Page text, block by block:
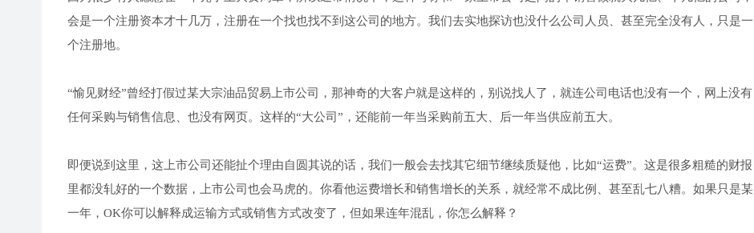
会是一个注册资本才十几万，注册在一个找也找不到这公司的地方。我们去实地探访也没什么公司人员、甚至完全没有人，只是一
个注册地。
“愉见财经”曾经打假过某大宗油品贸易上市公司，那神奇的大客户就是这样的，别说找人了，就连公司电话也没有一个，网上没有
任何采购与销售信息、也没有网页。这样的“大公司”，还能前一年当采购前五大、后一年当供应前五大。
即便说到这里，这上市公司还能扯个理由自圆其说的话，我们一般会去找其它细节继续质疑他，比如“运费”。这是很多粗糙的财报
里都没轧好的一个数据，上市公司也会马虎的。你看他运费增长和销售增长的关系，就经常不成比例、甚至乱七八糟。如果只是某
一年，OK你可以解释成运输方式或销售方式改变了，但如果连年混乱，你怎么解释？